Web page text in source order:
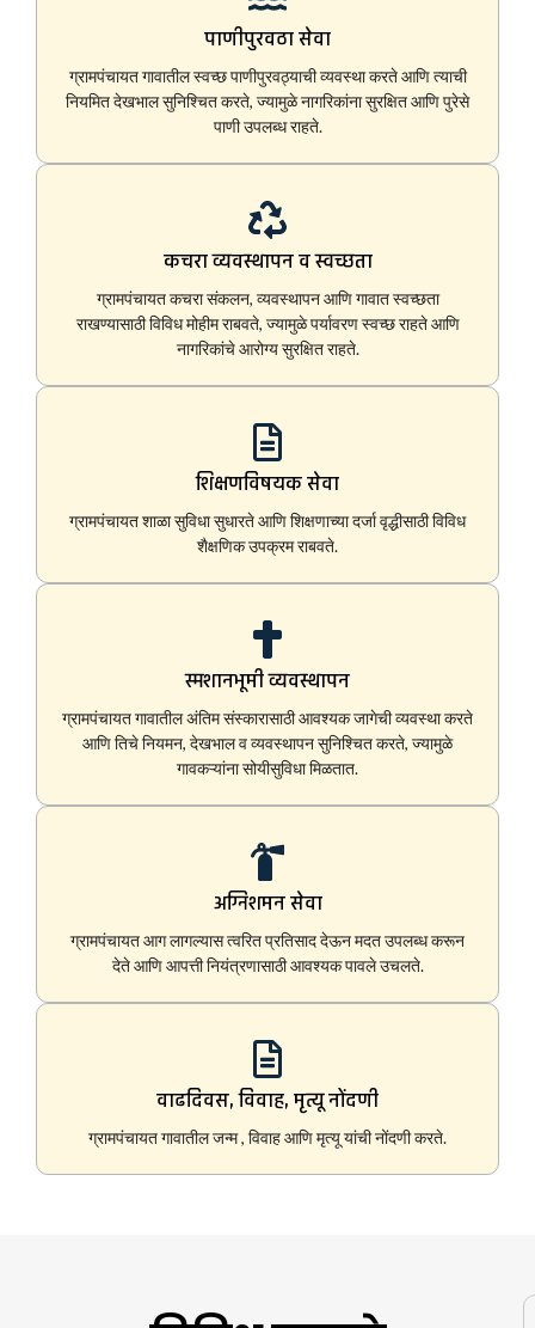
पाणीपुरवठा सेवा
ग्रामपंचायत गावातील स्वच्छ पाणीपुरवठ्याची व्यवस्था करते आणि त्याची
नियमित देखभाल सुनिश्चित करते, ज्यामुळे नागरिकांना सुरक्षित आणि पुरेसे
पाणी उपलब्ध राहते.
कचरा व्यवस्थापन व स्वच्छता
ग्रामपंचायत कचरा संकलन, व्यवस्थापन आणि गावात स्वच्छता
राखण्यासाठी विविध मोहीम राबवते, ज्यामुळे पर्यावरण स्वच्छ राहते आणि
नागरिकांचे आरोग्य सुरक्षित राहते.
शिक्षणविषयक सेवा
ग्रामपंचायत शाळा सुविधा सुधारते आणि शिक्षणाच्या दर्जा वृद्धीसाठी विविध
शैक्षणिक उपक्रम राबवते.
स्मशानभूमी व्यवस्थापन
ग्रामपंचायत गावातील अंतिम संस्कारासाठी आवश्यक जागेची व्यवस्था करते
आणि तिचे नियमन, देखभाल व व्यवस्थापन सुनिश्चित करते, ज्यामुळे
गावकऱ्यांना सोयीसुविधा मिळतात.
अग्निशमन सेवा
ग्रामपंचायत आग लागल्यास त्वरित प्रतिसाद देऊन मदत उपलब्ध करून
देते आणि आपत्ती नियंत्रणासाठी आवश्यक पावले उचलते.
वाढदिवस, विवाह, मृत्यू नोंदणी
ग्रामपंचायत गावातील जन्म , विवाह आणि मृत्यू यांची नोंदणी करते.